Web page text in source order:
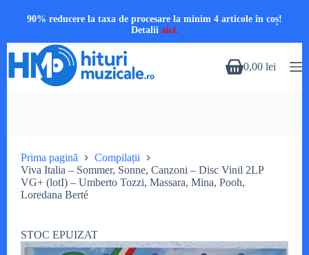
90% reducere la taxa de procesare la minim 4 articole în coș!
Detalii aici.
conținut
Coș0,00 lei
Prima pagină
Compilații
Viva Italia – Sommer, Sonne, Canzoni – Disc Vinil 2LP
VG+ (lotI) – Umberto Tozzi, Massara, Mina, Pooh,
Loredana Berté
STOC EPUIZAT